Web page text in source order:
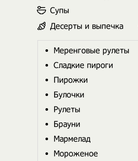
Супы
Десерты и выпечка
Меренговые рулеты
Сладкие пироги
Пирожки
Булочки
Рулеты
Брауни
Мармелад
Мороженое